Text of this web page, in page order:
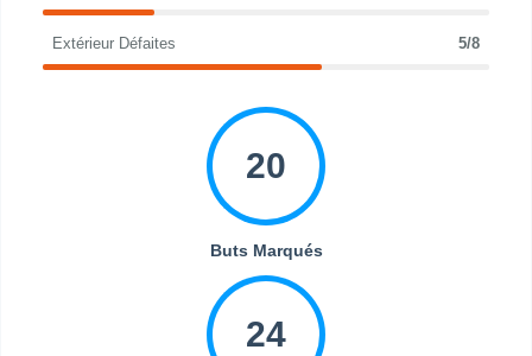
Extérieur Défaites 5/8
20
Buts Marqués
24